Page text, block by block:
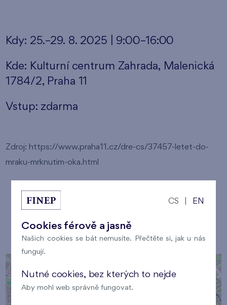
Kdy: 25.–29. 8. 2025 | 9:00–16:00
Kde: Kulturní centrum Zahrada, Malenická
1784/2, Praha 11
Vstup: zdarma
Zdroj: https://www.praha11.cz/dre-cs/37457-letet-do-
mraku-mrknutim-oka.html
Místo konání
+
−
CS EN
Cookies férově a jasně
Našich cookies se bát nemusíte. Přečtěte si, jak u nás
fungují.
Nutné cookies, bez kterých to nejde
Aby mohl web správně fungovat.